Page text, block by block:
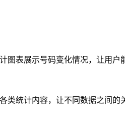
图表展示号码变化情况，让用户
类统计内容，让不同数据之间的